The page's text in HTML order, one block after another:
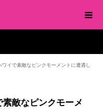
ワイで素敵なピンクモーメントに遭遇し
素敵なピンクモーメ